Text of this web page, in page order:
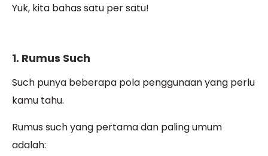
Yuk, kita bahas satu per satu!
1. Rumus Such
Such punya beberapa pola penggunaan yang perlu
kamu tahu.
Rumus such yang pertama dan paling umum
adalah: